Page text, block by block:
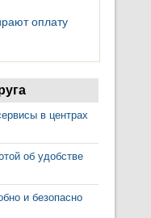
оплату
в центрах
об удобстве
и безопасно